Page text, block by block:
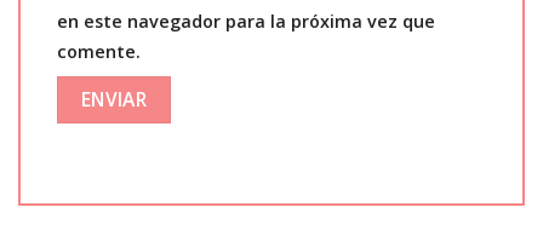
en este navegador para la próxima vez que
comente.